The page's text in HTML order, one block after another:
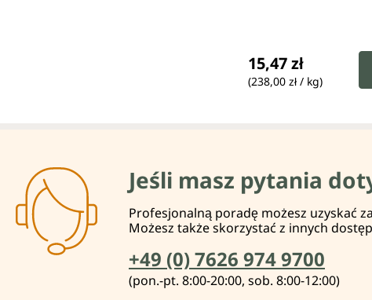
15,47 zł
(238,00 zł / kg)
Jeśli masz pytania
Profesjonalną poradę możesz uzyskać
Możesz także skorzystać z innych
+49 (0) 7626 974 9700
(pon.-pt. 8:00-20:00, sob. 8:00-12:00)